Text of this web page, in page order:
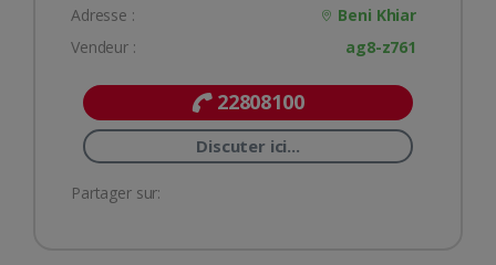
Adresse :
Beni Khiar
Vendeur :
ag8-z761
22808100
Discuter ici...
Partager sur: